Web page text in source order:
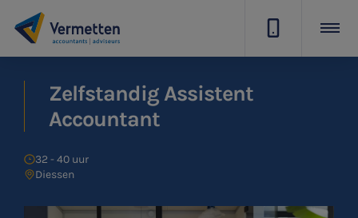
Zelfstandig Assistent
Accountant
32 - 40 uur
Diessen